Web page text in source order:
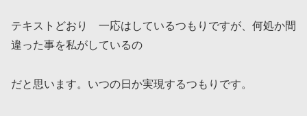
テキストどおり 一応はしているつもりですが、何処か間
違った事を私がしているの
だと思います。いつの日か実現するつもりです。